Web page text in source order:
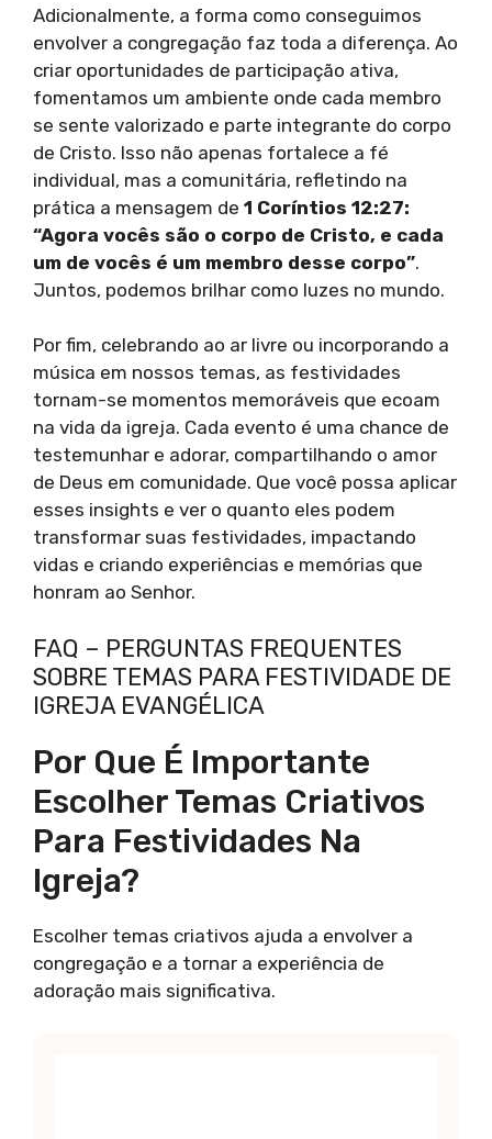
Adicionalmente, a forma como conseguimos
envolver a congregação faz toda a diferença. Ao
criar oportunidades de participação ativa,
fomentamos um ambiente onde cada membro
se sente valorizado e parte integrante do corpo
de Cristo. Isso não apenas fortalece a fé
individual, mas a comunitária, refletindo na
prática a mensagem de 1 Coríntios 12:27:
“Agora vocês são o corpo de Cristo, e cada
um de vocês é um membro desse corpo”.
Juntos, podemos brilhar como luzes no mundo.
Por fim, celebrando ao ar livre ou incorporando a
música em nossos temas, as festividades
tornam-se momentos memoráveis que ecoam
na vida da igreja. Cada evento é uma chance de
testemunhar e adorar, compartilhando o amor
de Deus em comunidade. Que você possa aplicar
esses insights e ver o quanto eles podem
transformar suas festividades, impactando
vidas e criando experiências e memórias que
honram ao Senhor.
FAQ – PERGUNTAS FREQUENTES
SOBRE TEMAS PARA FESTIVIDADE DE
IGREJA EVANGÉLICA
Por Que É Importante
Escolher Temas Criativos
Para Festividades Na
Igreja?
Escolher temas criativos ajuda a envolver a
congregação e a tornar a experiência de
adoração mais significativa.